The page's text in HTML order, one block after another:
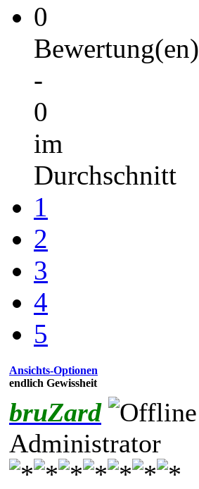
0
Bewertung(en)
-
0
im
Durchschnitt
1
2
3
4
5
Ansichts-Optionen
endlich Gewissheit
bruZard
Administrator